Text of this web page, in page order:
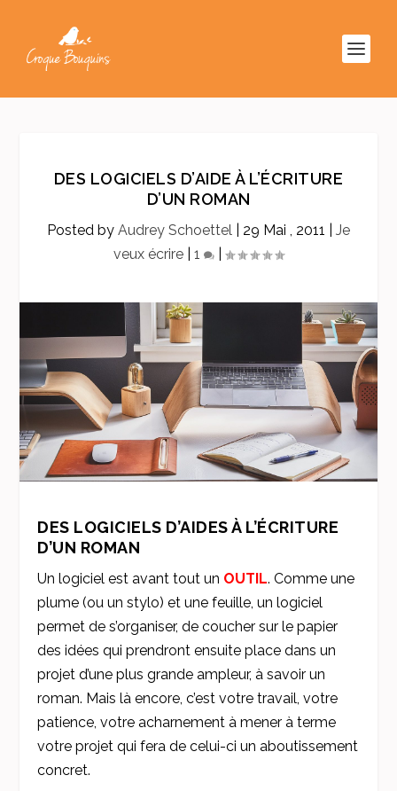
DES LOGICIELS D’AIDE À L’ÉCRITURE
D’UN ROMAN
Posted by Audrey Schoettel 29 Mai , 2011
Je
veux écrire
1
DES LOGICIELS D’AIDES À L’ÉCRITURE
D’UN ROMAN
Un logiciel est avant tout un OUTIL. Comme une
plume (ou un stylo) et une feuille, un logiciel
permet de s’organiser, de coucher sur le papier
des idées qui prendront ensuite place dans un
projet d’une plus grande ampleur, à savoir un
roman. Mais là encore, c’est votre travail, votre
patience, votre acharnement à mener à terme
votre projet qui fera de celui-ci un aboutissement
concret.